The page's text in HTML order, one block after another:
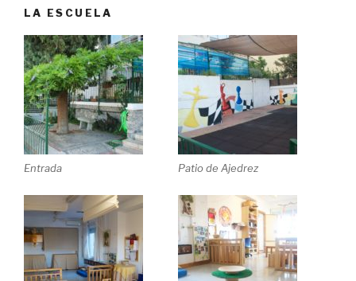
LA ESCUELA
Entrada Patio de Ajedrez